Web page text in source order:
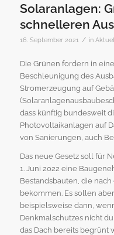
Solaranlagen:
schnelleren
16. September 2021 / in
Die Grünen fordern in
Beschleunigung des
Stromerzeugung auf
dass künftig bundesweit
Photovoltaikanlagen auf
von Sanierungen, auch
Das neue Gesetz soll für
1. Juni 2022 eine
Bestandsbauten, die
bekommen. Es sollen
beispielsweise dann,
Denkmalschutzes nicht
das Dach bereits begrünt